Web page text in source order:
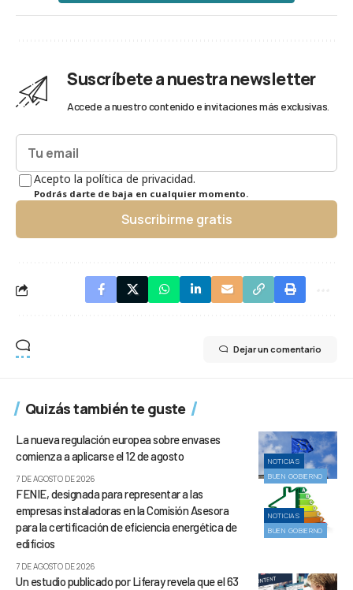
Suscríbete a nuestra newsletter
Accede a nuestro contenido e invitaciones más exclusivas.
Acepto la política de privacidad.
Podrás darte de baja en cualquier momento.
Suscribirme gratis
Dejar un comentario
Quizás también te guste
NOTICIAS
BUEN GOBIERNO
La nueva regulación europea sobre envases
comienza a aplicarse el 12 de agosto
7 DE AGOSTO DE 2026
NOTICIAS
BUEN GOBIERNO
FENIE, designada para representar a las
empresas instaladoras en la Comisión Asesora
para la certificación de eficiencia energética de
edificios
7 DE AGOSTO DE 2026
Un estudio publicado por Liferay revela que el 63